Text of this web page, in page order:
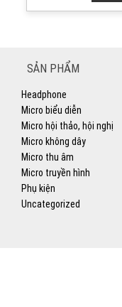
SẢN PHẨM
Headphone
Micro biểu diễn
Micro hội thảo, hội nghị
Micro không dây
Micro thu âm
Micro truyền hình
Phụ kiện
Uncategorized